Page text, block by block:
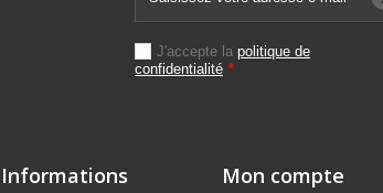
J'accepte la politique de
confidentialité *
Informations Mon compte